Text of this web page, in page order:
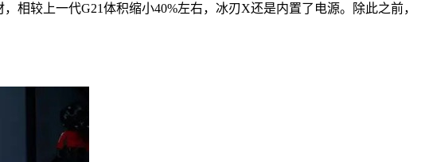
相较上一代G21体积缩小40%左右，冰刃X还是内置了电源。除此之前，